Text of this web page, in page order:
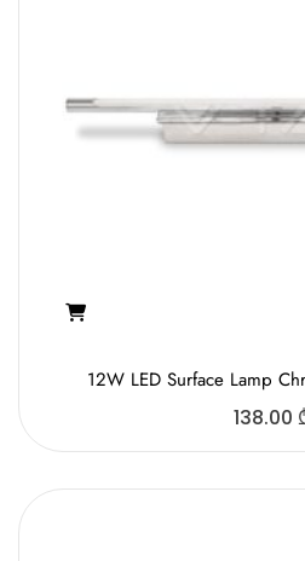
12W LED Surface Lamp
138.00